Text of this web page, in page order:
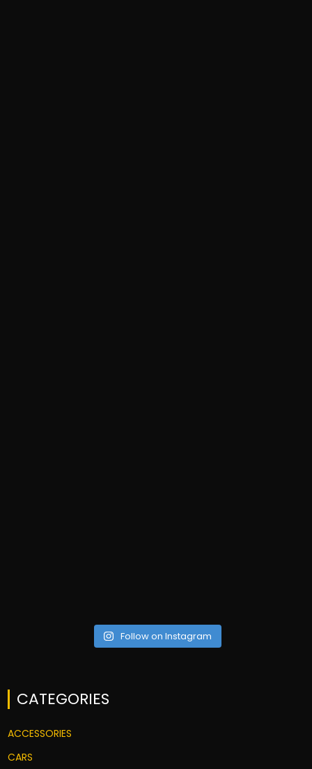
Follow on Instagram
CATEGORIES
ACCESSORIES
CARS